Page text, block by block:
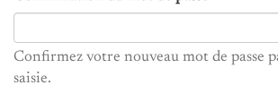
Confirmez votre nouveau mot de passe
saisie.